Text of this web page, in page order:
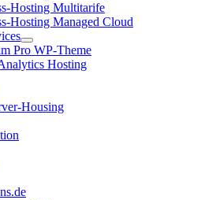
Hosting Multitarife
Hosting Managed Cloud
Pro WP-Theme
Hosting
Housing